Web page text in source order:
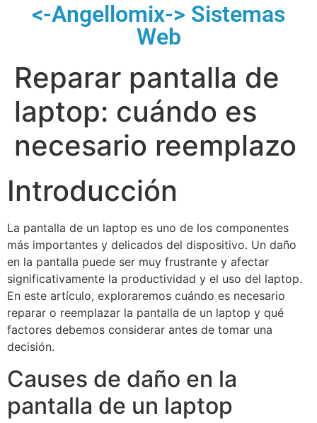
<-Angellomix-> Sistemas
Web
Reparar pantalla de
laptop: cuándo es
necesario reemplazo
Introducción
La pantalla de un laptop es uno de los componentes
más importantes y delicados del dispositivo. Un daño
en la pantalla puede ser muy frustrante y afectar
significativamente la productividad y el uso del laptop.
En este artículo, exploraremos cuándo es necesario
reparar o reemplazar la pantalla de un laptop y qué
factores debemos considerar antes de tomar una
decisión.
Causes de daño en la
pantalla de un laptop